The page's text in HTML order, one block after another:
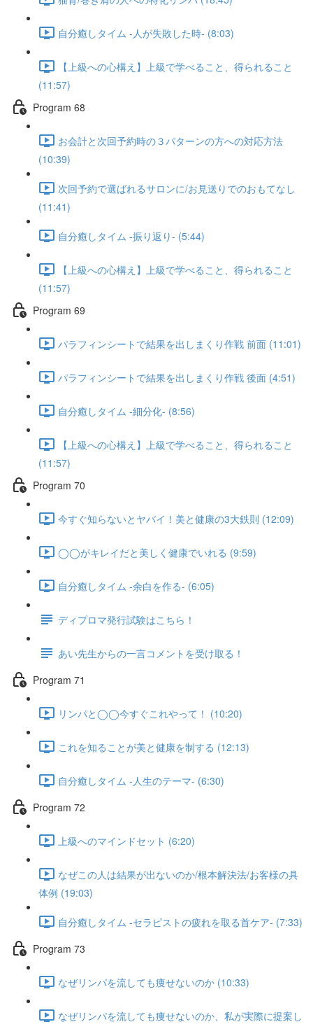
自分癒しタイム -人が失敗した時- (8:03)
【上級への心構え】上級で学べること、得られること
(11:57)
Program 68
お会計と次回予約時の３パターンの方への対応方法
(10:39)
次回予約で選ばれるサロンに/お見送りでのおもてなし
(11:41)
自分癒しタイム -振り返り- (5:44)
【上級への心構え】上級で学べること、得られること
(11:57)
Program 69
パラフィンシートで結果を出しまくり作戦 前面 (11:01)
パラフィンシートで結果を出しまくり作戦 後面 (4:51)
自分癒しタイム -細分化- (8:56)
【上級への心構え】上級で学べること、得られること
(11:57)
Program 70
今すぐ知らないとヤバイ！美と健康の3大鉄則 (12:09)
◯◯がキレイだと美しく健康でいれる (9:59)
自分癒しタイム -余白を作る- (6:05)
ディプロマ発行試験はこちら！
あい先生からの一言コメントを受け取る！
Program 71
リンパと◯◯今すぐこれやって！ (10:20)
これを知ることが美と健康を制する (12:13)
自分癒しタイム -人生のテーマ- (6:30)
Program 72
上級へのマインドセット (6:20)
なぜこの人は結果が出ないのか/根本解決法/お客様の具
体例 (19:03)
自分癒しタイム -セラピストの疲れを取る首ケア- (7:33)
Program 73
なぜリンパを流しても痩せないのか (10:33)
なぜリンパを流しても痩せないのか、私が実際に提案し